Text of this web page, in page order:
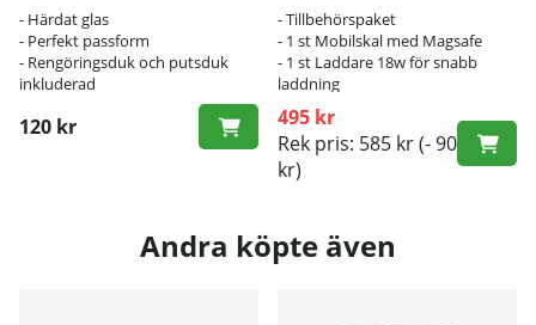
- Härdat glas
- Perfekt passform
- Rengöringsduk och putsduk
inkluderad
120 kr
- Tillbehörspaket
- 1 st Mobilskal med Magsafe
- 1 st Laddare 18w för snabb
laddning
495 kr
Rek pris: 585 kr(- 90
kr)
Andra köpte även